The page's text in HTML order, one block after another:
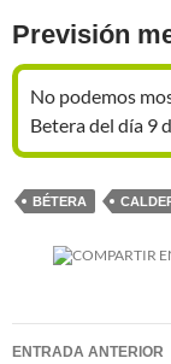
Previsión
No podemos
Betera del día 9
BÉTERA
Navegación
ENTRADA ANTERIOR